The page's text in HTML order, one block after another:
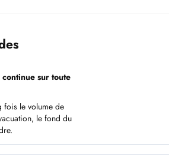
sur toute
le volume de
le fond du